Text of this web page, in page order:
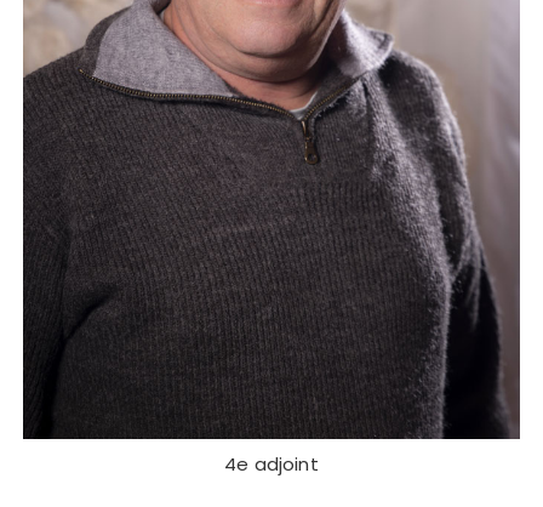
4e adjoint